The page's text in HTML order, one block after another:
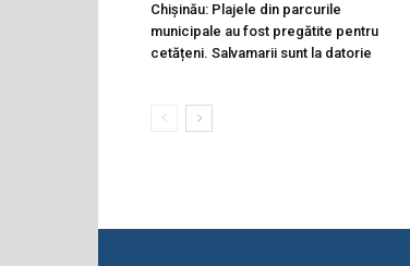
Chișinău: Plajele din parcurile
municipale au fost pregătite pentru
cetățeni. Salvamarii sunt la datorie